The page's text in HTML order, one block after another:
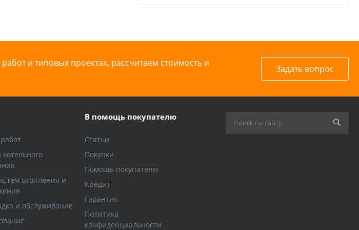
и типовых проектах, рассчитаем стоимость и
Задать вопрос
котельного
отопления и
и обслуживание
В помощь покупателю
Статьи
Покупки
Помощь покупателю
Кредит
Гарантия
Политика
конфиденциальности